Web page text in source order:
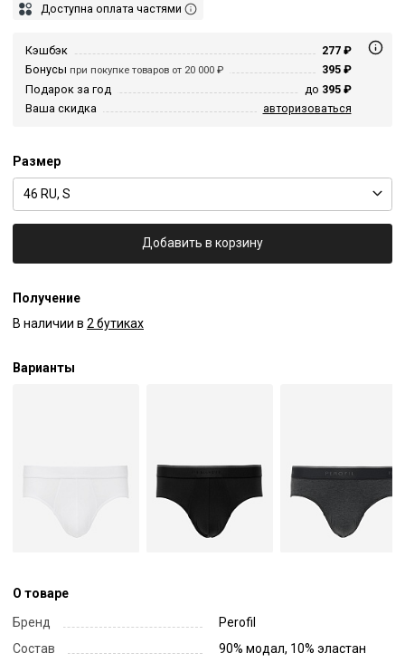
Доступна оплата частями
Кэшбэк
277 ₽
Бонусы при покупке товаров от 20 000 ₽
395 ₽
Подарок за год
до 395 ₽
Ваша скидка
авторизоваться
Размер
46 RU, S
Добавить в корзину
Получение
В наличии в 2 бутиках
Варианты
О товаре
Бренд
Perofil
Состав
90% модал, 10% эластан